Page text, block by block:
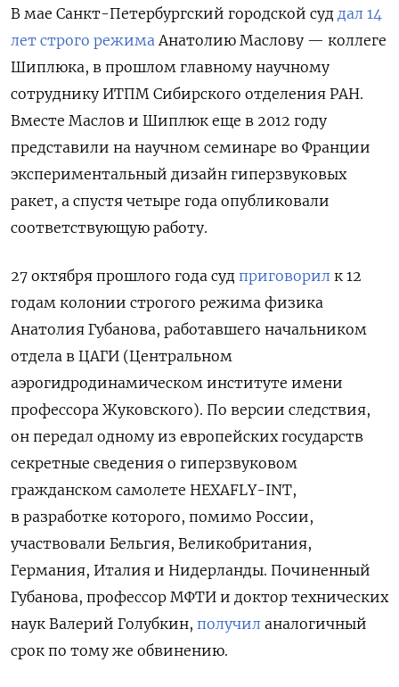
В мае Санкт-Петербургский городской суд дал 14
лет строго режима Анатолию Маслову — коллеге
Шиплюка, в прошлом главному научному
сотруднику ИТПМ Сибирского отделения РАН.
Вместе Маслов и Шиплюк еще в 2012 году
представили на научном семинаре во Франции
экспериментальный дизайн гиперзвуковых
ракет, а спустя четыре года опубликовали
соответствующую работу.
27 октября прошлого года суд приговорил к 12
годам колонии строгого режима физика
Анатолия Губанова, работавшего начальником
отдела в ЦАГИ (Центральном
аэрогидродинамическом институте имени
профессора Жуковского). По версии следствия,
он передал одному из европейских государств
секретные сведения о гиперзвуковом
гражданском самолете HEXAFLY-INT,
в разработке которого, помимо России,
участвовали Бельгия, Великобритания,
Германия, Италия и Нидерланды. Починенный
Губанова, профессор МФТИ и доктор технических
наук Валерий Голубкин, получил аналогичный
срок по тому же обвинению.